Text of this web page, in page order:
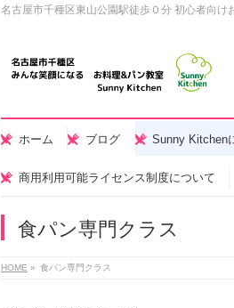
名古屋市千種区東山公園駅徒歩０分 初心者向け
ホーム ブログ Sunny Kitchen
商用利用可能ライセンス制度について
食パン専門クラス
HOME » 食パン専門クラス